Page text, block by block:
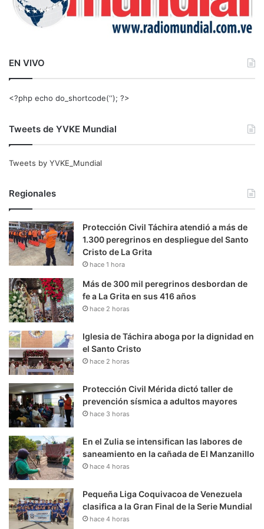
EN VIVO
<?php echo do_shortcode(‘‘); ?>
Tweets de YVKE Mundial
Tweets by YVKE_Mundial
Regionales
Protección Civil Táchira atendió a más de
1.300 peregrinos en despliegue del Santo
Cristo de La Grita
hace 1 hora
Más de 300 mil peregrinos desbordan de
fe a La Grita en sus 416 años
hace 2 horas
Iglesia de Táchira aboga por la dignidad en
el Santo Cristo
hace 2 horas
Protección Civil Mérida dictó taller de
prevención sísmica a adultos mayores
hace 3 horas
En el Zulia se intensifican las labores de
saneamiento en la cañada de El Manzanillo
hace 4 horas
Pequeña Liga Coquivacoa de Venezuela
clasifica a la Gran Final de la Serie Mundial
hace 4 horas